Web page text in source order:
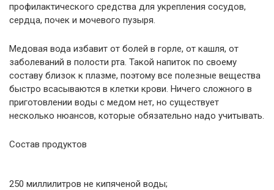
профилактического средства для укрепления сосудов,
сердца, почек и мочевого пузыря.
Медовая вода избавит от болей в горле, от кашля, от
заболеваний в полости рта. Такой напиток по своему
составу близок к плазме, поэтому все полезные вещества
быстро всасываются в клетки крови. Ничего сложного в
приготовлении воды с медом нет, но существует
несколько нюансов, которые обязательно надо учитывать.
Состав продуктов
250 миллилитров не кипяченой воды;